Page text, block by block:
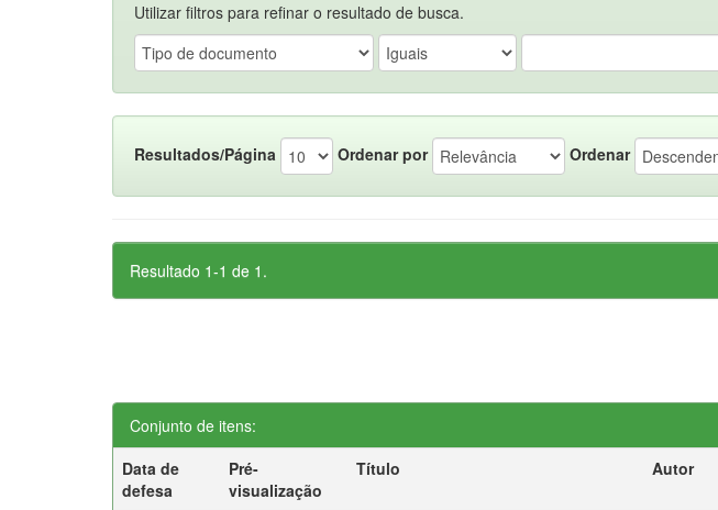
Utilizar filtros para refinar o resultado de busca.
Resultados/Página Ordenar por Ordenar
Resultado 1-1 de 1.
Conjunto de itens:
Data de
defesa
Pré-
visualização
Título Autor